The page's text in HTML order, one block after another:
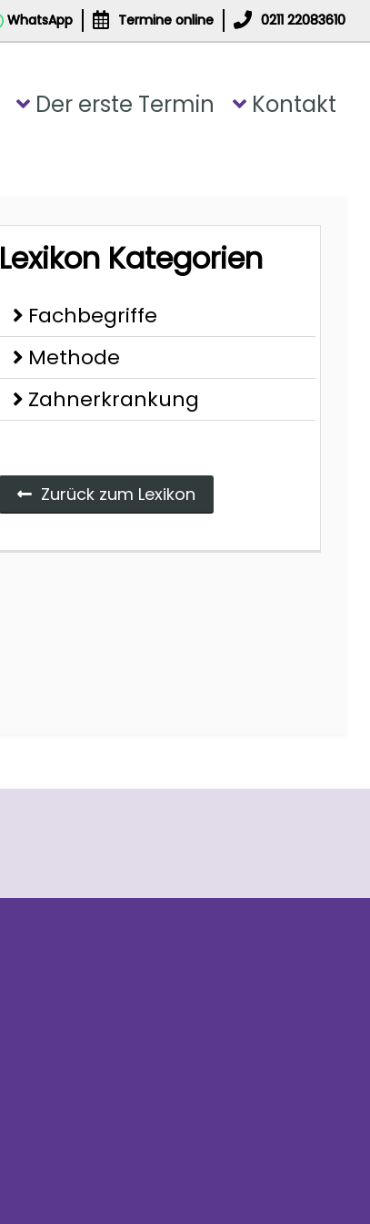
WhatsApp Termine online 0211 22083610
Der erste Termin Kontakt
Lexikon Kategorien
Fachbegriffe
Methode
Zahnerkrankung
Zurück zum Lexikon